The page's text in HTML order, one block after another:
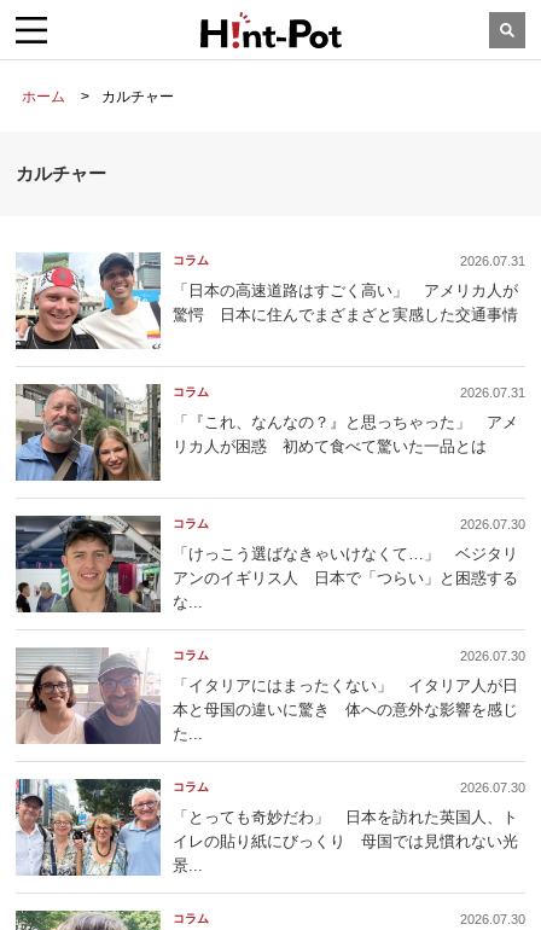
ホーム カルチャー
カルチャー
コラム 2026.07.31
「日本の高速道路はすごく高い」 アメリカ人が
驚愕 日本に住んでまざまざと実感した交通事情
コラム 2026.07.31
「『これ、なんなの？』と思っちゃった」 アメ
リカ人が困惑 初めて食べて驚いた一品とは
コラム 2026.07.30
「けっこう選ばなきゃいけなくて…」 ベジタリ
アンのイギリス人 日本で「つらい」と困惑する
な...
コラム 2026.07.30
「イタリアにはまったくない」 イタリア人が日
本と母国の違いに驚き 体への意外な影響を感じ
た...
コラム 2026.07.30
「とっても奇妙だわ」 日本を訪れた英国人、ト
イレの貼り紙にびっくり 母国では見慣れない光
景...
コラム 2026.07.30